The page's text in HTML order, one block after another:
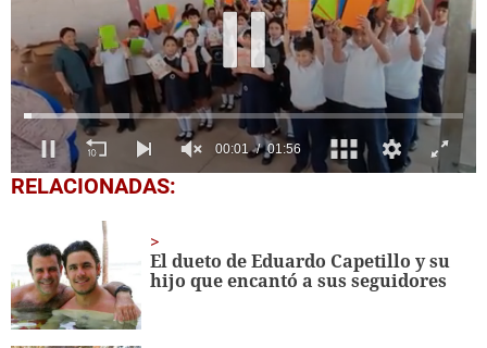
0
seconds
minute,
56
seconds
RELACIONADAS:
El dueto de Eduardo Capetillo y su
hijo que encantó a sus seguidores